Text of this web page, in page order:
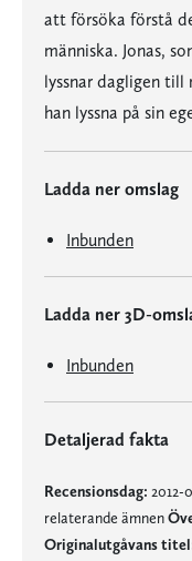
att försöka förstå
människa. Jonas,
lyssnar dagligen till
han lyssna på sin
Ladda ner omslag
Inbunden
Ladda ner 3D-
Inbunden
Detaljerad fakta
Recensionsdag: 2012-
relaterande ämnen
Originalutgåvans